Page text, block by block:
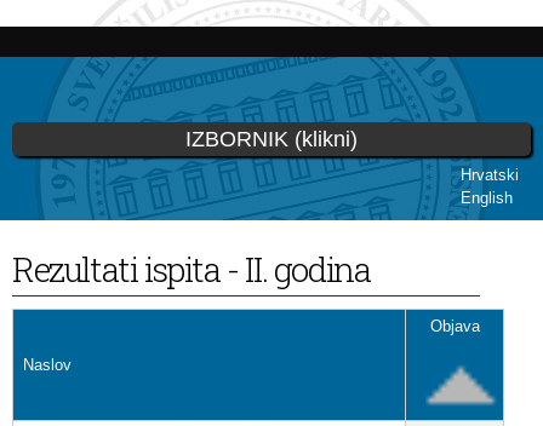
Skoči
glavni
sadržaj
Hrvatski
English
IZBORNIK (klikni)
Vi ste ovdje
Rezultati ispita - II. godina
Naslov
Objava